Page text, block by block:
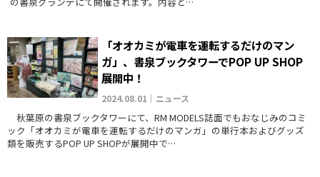
「オオカミが電車を運転するだけのマン
ガ」、書泉ブックタワーでPOP UP SHOP
展開中！
2024.08.01｜ニュース
秋葉原の書泉ブックタワーにて、RM MODELS誌面でもおなじみのコミ
ック「オオカミが電車を運転するだけのマンガ」の単行本およびグッズ
類を販売するPOP UP SHOPが展開中で…